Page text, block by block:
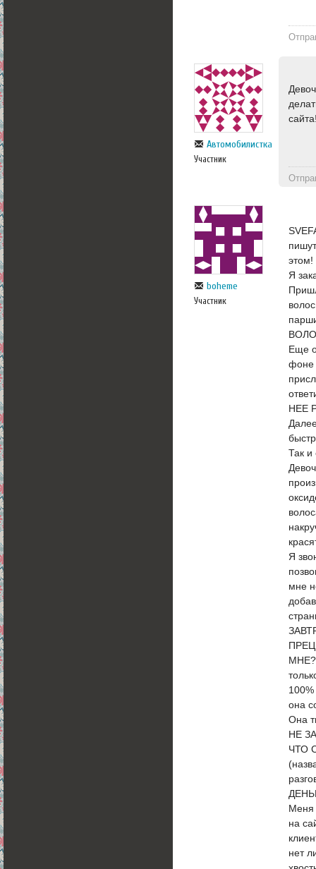
Автомобилистка
Участник
boheme
Участник
этом!
Я
Еще
фоне
НЕЕ
Так и
Я
мне
она
Она
НЕ
ЧТО
Меня
на
нет